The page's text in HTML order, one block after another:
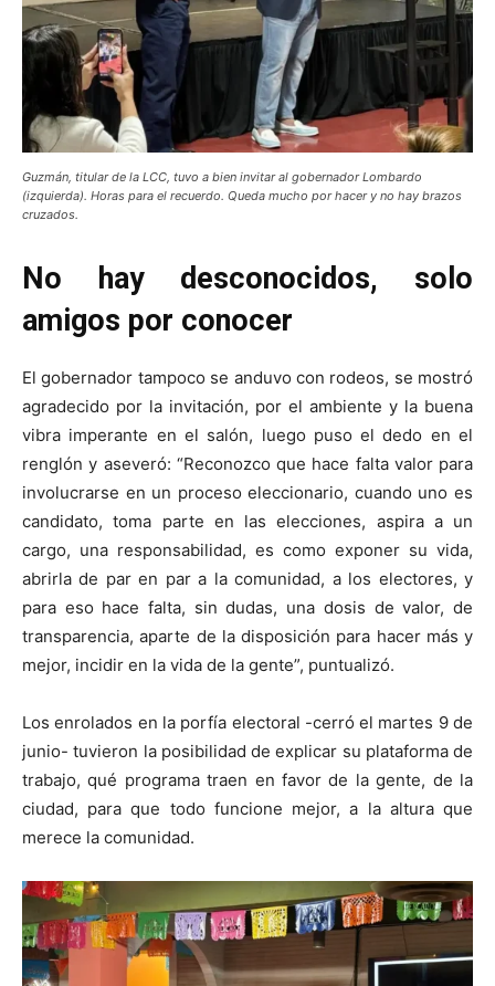
Guzmán, titular de la LCC, tuvo a bien invitar al gobernador Lombardo
(izquierda). Horas para el recuerdo. Queda mucho por hacer y no hay brazos
cruzados.
No hay desconocidos, solo
amigos por conocer
El gobernador tampoco se anduvo con rodeos, se mostró
agradecido por la invitación, por el ambiente y la buena
vibra imperante en el salón, luego puso el dedo en el
renglón y aseveró: “Reconozco que hace falta valor para
involucrarse en un proceso eleccionario, cuando uno es
candidato, toma parte en las elecciones, aspira a un
cargo, una responsabilidad, es como exponer su vida,
abrirla de par en par a la comunidad, a los electores, y
para eso hace falta, sin dudas, una dosis de valor, de
transparencia, aparte de la disposición para hacer más y
mejor, incidir en la vida de la gente”, puntualizó.
Los enrolados en la porfía electoral -cerró el martes 9 de
junio- tuvieron la posibilidad de explicar su plataforma de
trabajo, qué programa traen en favor de la gente, de la
ciudad, para que todo funcione mejor, a la altura que
merece la comunidad.